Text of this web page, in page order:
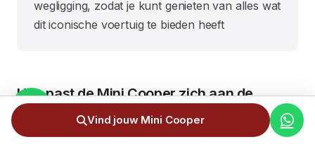
wegligging, zodat je kunt genieten van alles wat
dit iconische voertuig te bieden heeft
Hoe past de Mini Cooper zich aan de
klimatologische omstandigheden in
Andorra aan?Vind jouw Mini Cooper